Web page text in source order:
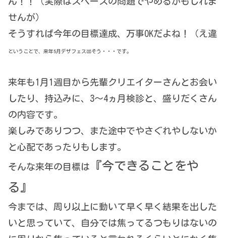
せんが）
そうすれば今年の目標達成、万事OKだよね！（え違
ということで、来年5月デザフェス出そう・・・です。
来年も1月1週目から先輩クリエイターさんとお会い
したり、持込みに、3～4ヵ月検診と、盛りだくさん
の内容です。
楽しみでありつつ、また途中でやさぐれやしないか
と心配であったりもします。
そんな来年の目標は
『今できることをや
る』
今までは、周り以上に動いて早く早く結果を出した
いと思っていて、自分では焦ってるつもりはないの